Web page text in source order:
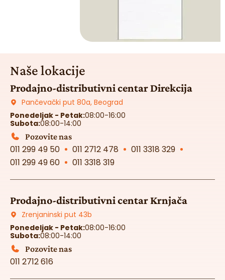
Naše lokacije
Prodajno-distributivni centar Direkcija
Pančevački put 80a, Beograd
Ponedeljak - Petak:08:00-16:00
Subota:08:00-14:00
Pozovite nas
011 299 49 50 011 2712 478
011 3318 329
011 299 49 60
011 3318 319
Prodajno-distributivni centar Krnjača
Zrenjaninski put 43b
Ponedeljak - Petak:08:00-16:00
Subota:08:00-14:00
Pozovite nas
011 2712 616